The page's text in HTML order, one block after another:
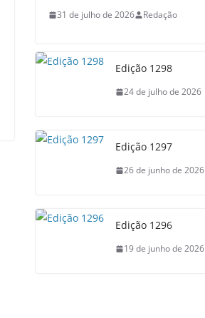
31 de julho de 2026 Redação
Edição 1298
24 de julho de 2026
Edição 1297
26 de junho de 2026
Edição 1296
19 de junho de 2026